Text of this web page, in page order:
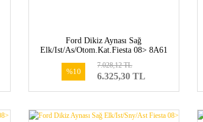
Ford Dikiz Aynası Sağ
Elk/Ist/As/Otom.Kat.Fiesta 08> 8A61
%10
6.325,30 TL
7.028,12 TL